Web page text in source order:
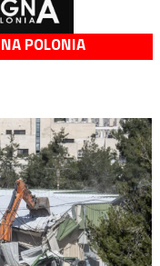
POLONIA